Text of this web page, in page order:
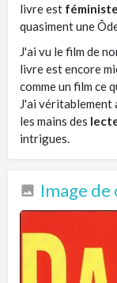
livre est féministe
quasiment une
J'ai vu le film de
livre est encore
comme un film ce
J'ai véritablement
les mains des
intrigues.
Image